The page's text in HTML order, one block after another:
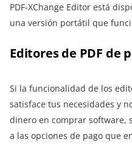
PDF-XChange Editor está
una versión portátil que
Editores de PDF de
Si la funcionalidad de los
satisface tus necesidades y
dinero en comprar software,
a las opciones de pago que